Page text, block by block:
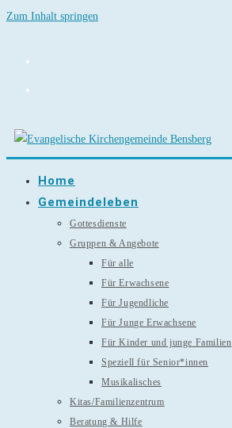
Zum Inhalt springen
Home
Gemeindeleben
Gottesdienste
Gruppen & Angebote
Für alle
Für Erwachsene
Für Jugendliche
Für Junge Erwachsene
Für Kinder und junge Familien
Speziell für Senior*innen
Musikalisches
Kitas/Familienzentrum
Beratung & Hilfe